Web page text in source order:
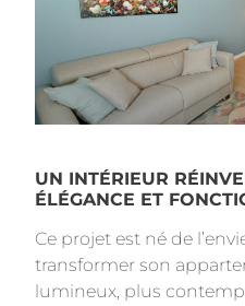
UN INTÉRIEUR
ÉLÉGANCE ET
Ce projet est né de
transformer son
lumineux, plus